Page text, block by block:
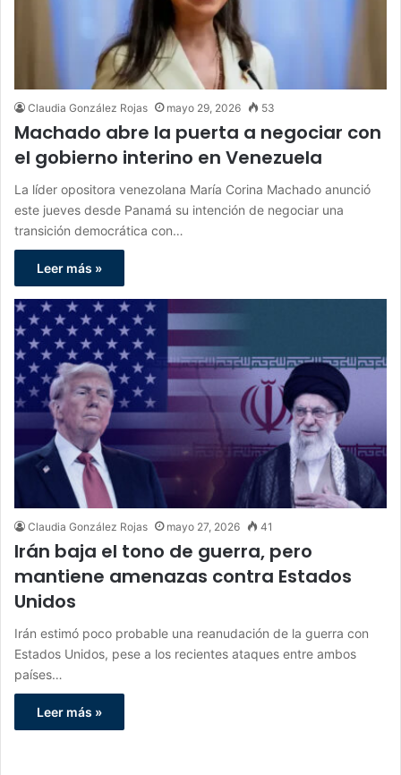
Claudia González Rojas mayo 29, 2026 53
Machado abre la puerta a negociar con
el gobierno interino en Venezuela
La líder opositora venezolana María Corina Machado anunció
este jueves desde Panamá su intención de negociar una
transición democrática con…
Leer más »
Claudia González Rojas mayo 27, 2026 41
Irán baja el tono de guerra, pero
mantiene amenazas contra Estados
Unidos
Irán estimó poco probable una reanudación de la guerra con
Estados Unidos, pese a los recientes ataques entre ambos
países…
Leer más »